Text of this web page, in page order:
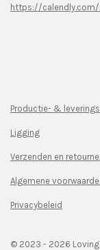
https://
Productie- &
Ligging
Verzenden en
Algemene
Privacybeleid
© 2023 - 2026